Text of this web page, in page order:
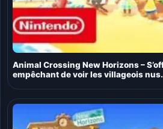
Animal Crossing New Horizons –
empêchant de voir les villageois